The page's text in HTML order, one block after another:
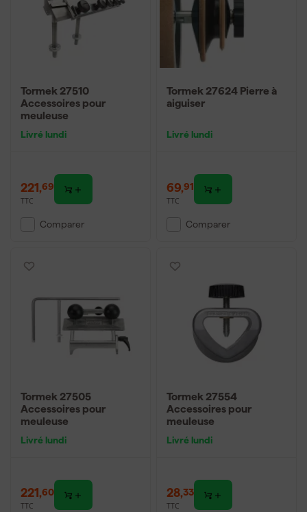
Tormek 27510
Accessoires pour
meuleuse
Livré lundi
221,69
TTC
Comparer
Tormek 27624 Pierre à
aiguiser
Livré lundi
69,91
TTC
Comparer
Tormek 27505
Accessoires pour
meuleuse
Livré lundi
221,60
TTC
Tormek 27554
Accessoires pour
meuleuse
Livré lundi
28,33
TTC